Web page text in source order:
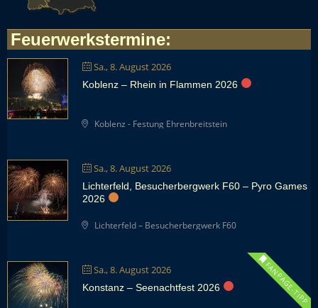
Feuerwerkstermine:
Sa., 8. August 2026
Koblenz – Rhein in Flammen 2026
Koblenz - Festung Ehrenbreitstein
Sa., 8. August 2026
Lichterfeld, Besucherbergwerk F60 – Pyro Games
2026
Lichterfeld – Besucherbergwerk F60
Sa., 8. August 2026 FANPAGE-TIPP
Konstanz – Seenachtfest 2026